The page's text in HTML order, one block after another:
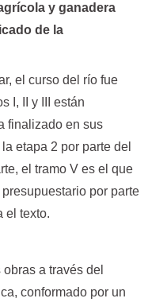
y ganadera
de la
el curso del río fue
I, II y III están
finalizado en sus
etapa 2 por parte del
el tramo V es el que
por parte
el texto.
a través del
conformado por un